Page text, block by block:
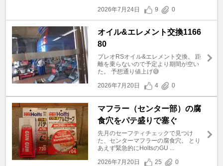
2026年7月24日
9 0
オイル&エレメント交換1166
80
プレオRSオイル&エレメント交換。 距
離を乗らないので予定より期間が空い
た。 予想通り値上げ😅
2026年7月20日
4 0
マフラー（センター部）の腐
食穴をパテ盛りで塞ぐ
先月のセーフティチェックで見つけ
た、センターマフラーの腐食穴。 とり
あえず緊急的にHoltsのGU ...
2026年7月20日
25 0